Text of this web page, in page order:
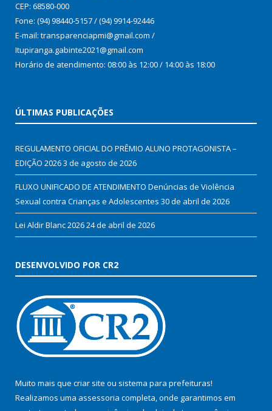
CEP: 68580-000
Fone: (94) 98440-5157 / (94) 9914-92446
E-mail: transparenciapmi@gmail.com /
Itupiranga.gabinte2021@gmail.com
Horário de atendimento: 08:00 às 12:00 / 14:00 às 18:00
ÚLTIMAS PUBLICAÇÕES
REGULAMENTO OFICIAL DO PRÊMIO ALUNO PROTAGONISTA –
EDIÇÃO 20263 de agosto de 2026
FLUXO UNIFICADO DE ATENDIMENTO Denúncias de Violência
Sexual contra Crianças e Adolescentes 30 de abril de 2026
Lei Aldir Blanc 202624 de abril de 2026
DESENVOLVIDO POR CR2
Muito mais que criar site ou sistema para prefeituras!
Realizamos uma assessoria completa, onde garantimos em